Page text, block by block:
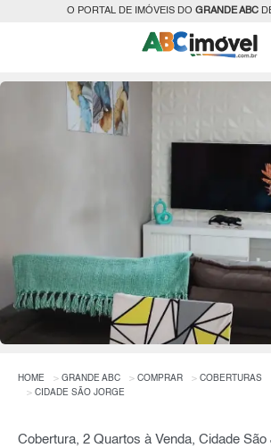
O PORTAL DE IMÓVEIS DO GRANDE ABC
HOME GRANDE ABC COMPRAR COBERTURAS
CIDADE SÃO JORGE